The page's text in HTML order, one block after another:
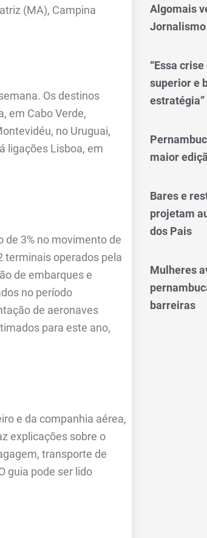
(MA), Campina
Os destinos
em Cabo Verde,
no Uruguai,
ligações Lisboa, em
3% no movimento de
terminais operados pela
de embarques e
no período
de aeronaves
para este ano,
e da companhia aérea,
explicações sobre o
transporte de
guia pode ser lido
Algomais
Jornalismo
“Essa
superior e
estratégia”
maior
Bares e
projetam
dos Pais
Mulheres
barreiras